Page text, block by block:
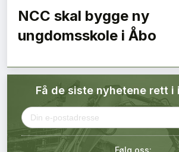
Abonnement Pluss
Kontakt oss
NCC skal bygge ny
ungdomsskole i Åbo
Få de siste nyhetene rett i
Følg oss: